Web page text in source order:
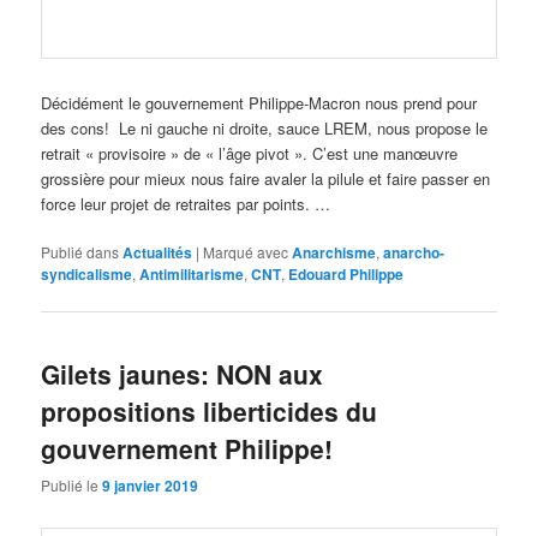
Décidément le gouvernement Philippe-Macron nous prend pour
des cons! Le ni gauche ni droite, sauce LREM, nous propose le
retrait « provisoire » de « l’âge pivot ». C’est une manœuvre
grossière pour mieux nous faire avaler la pilule et faire passer en
force leur projet de retraites par points. …
Publié dansActualités | Marqué avecAnarchisme,anarcho-
syndicalisme,Antimilitarisme,CNT, Edouard Philippe
Gilets jaunes: NON aux
propositions liberticides du
gouvernement Philippe!
Publié le9 janvier 2019